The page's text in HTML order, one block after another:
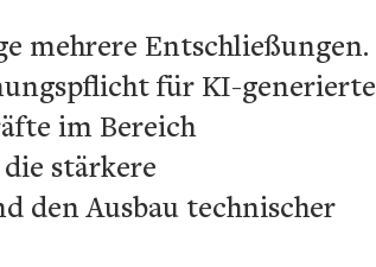
mehrere Entschließungen.
für KI-generierte
im Bereich
stärkere
den Ausbau technischer